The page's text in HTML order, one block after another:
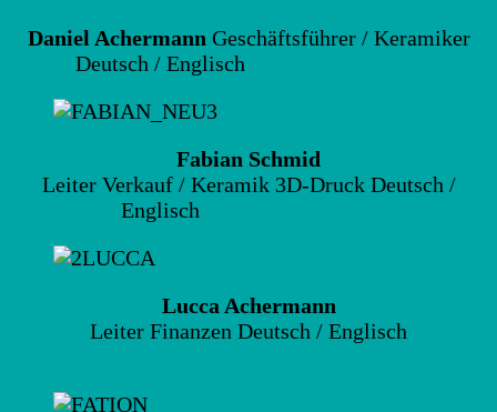
Daniel Achermann Geschäftsführer / Keramiker
Deutsch / Englisch
Fabian Schmid
Leiter Verkauf / Keramik 3D-Druck Deutsch /
Englisch
Lucca Achermann
Leiter Finanzen Deutsch / Englisch